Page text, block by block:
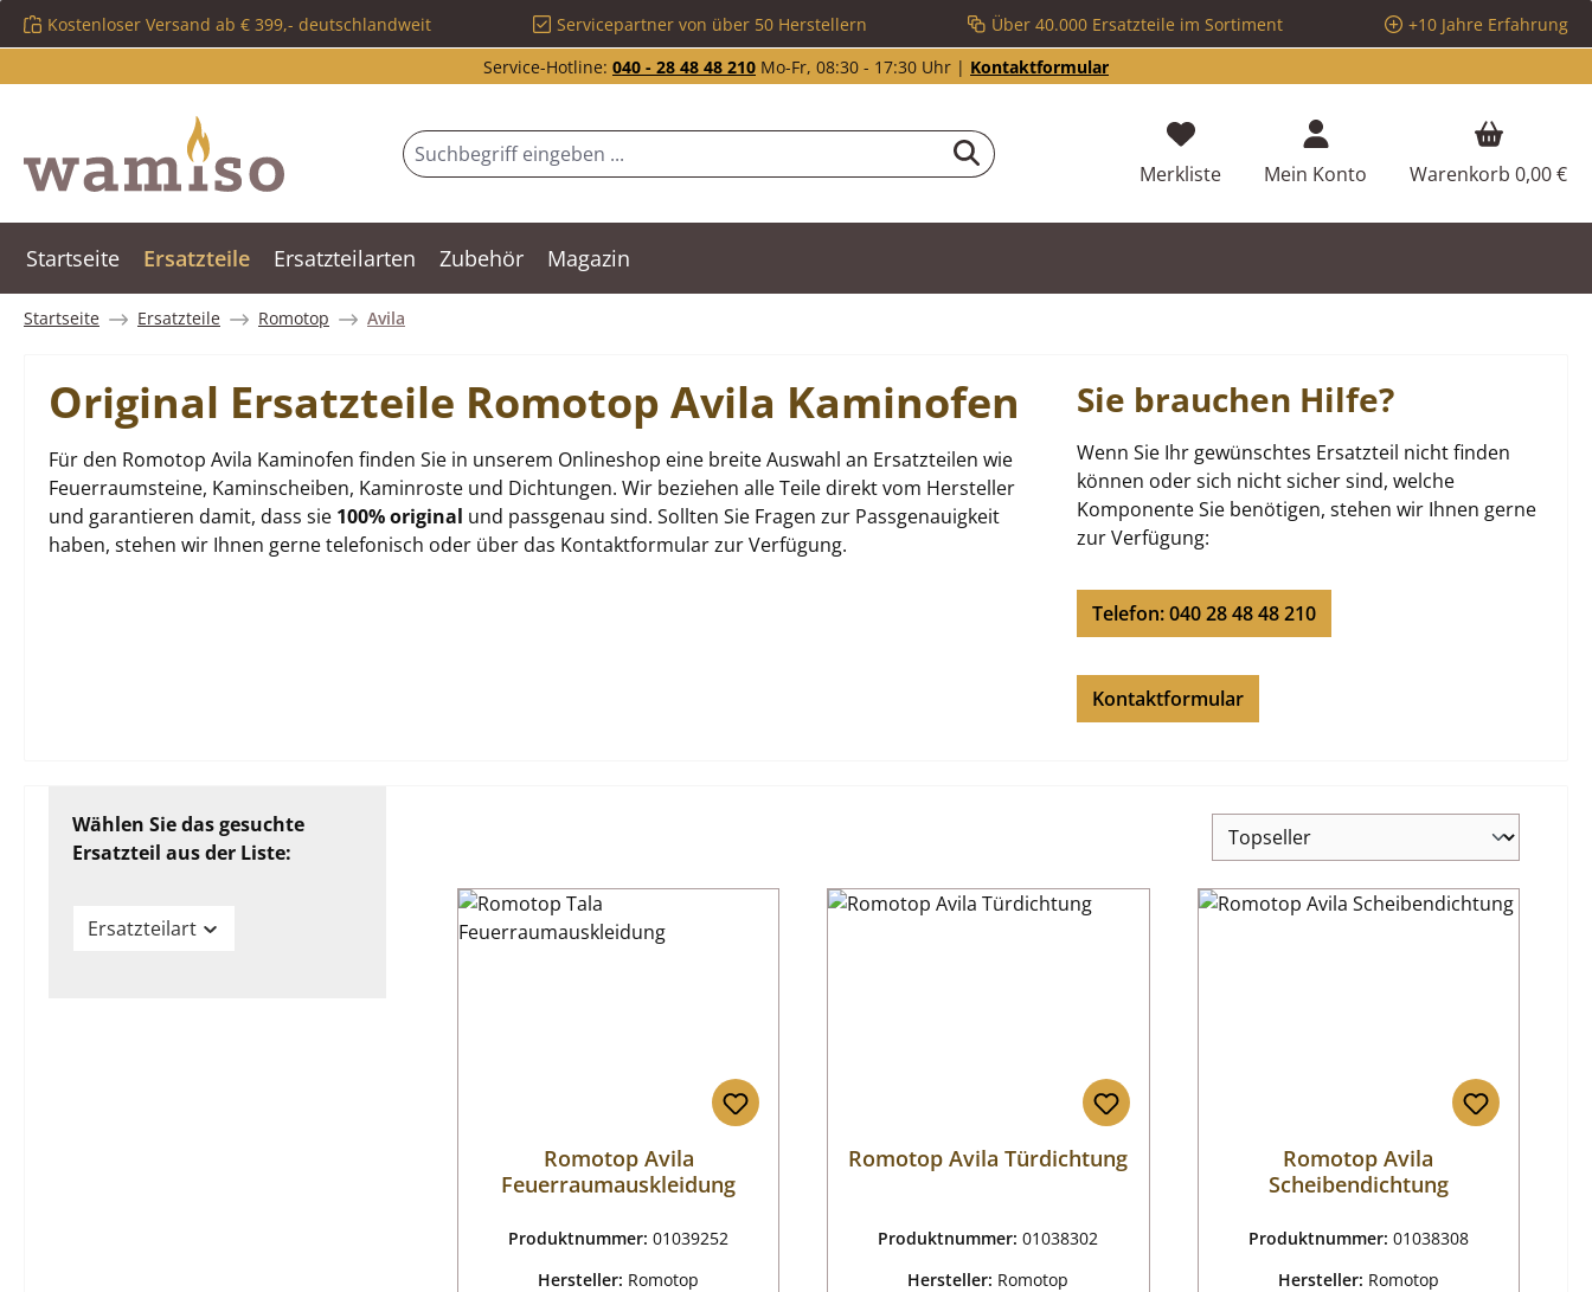
Hauptinhalt springen
Zur Suche springen
Zur Hauptnavigation springen
Kostenloser Versand ab € 399,- deutschlandweit Servicepartner von über 50 Herstellern Über 40.000 Ersatzteile im Sortiment
+10 Jahre Erfahrung
Service-Hotline: 040 - 28 48 48 210 Mo-Fr, 08:30 - 17:30 Uhr | Kontaktformular
MerklisteDu hast 0 Produkte auf dem Merkzettel
Mein Konto Warenkorb 0,00 €
Startseite Ersatzteile Ersatzteilarten Zubehör Magazin
Startseite Ersatzteile Romotop Avila
Original Ersatzteile Romotop Avila Kaminofen
Für den Romotop Avila Kaminofen finden Sie in unserem Onlineshop eine breite Auswahl an Ersatzteilen wie
Feuerraumsteine, Kaminscheiben, Kaminroste und Dichtungen. Wir beziehen alle Teile direkt vom Hersteller
und garantieren damit, dass sie 100% original und passgenau sind. Sollten Sie Fragen zur Passgenauigkeit
haben, stehen wir Ihnen gerne telefonisch oder über das Kontaktformular zur Verfügung.
Sie brauchen Hilfe?
Wenn Sie Ihr gewünschtes Ersatzteil nicht finden
können oder sich nicht sicher sind, welche
Komponente Sie benötigen, stehen wir Ihnen gerne
zur Verfügung:
Telefon: 040 28 48 48 210
Kontaktformular
Wählen Sie das gesuchte
Ersatzteil aus der Liste:
Ersatzteilart
Romotop Avila
Feuerraumauskleidung
Produktnummer:01039252
Hersteller: Romotop
Romotop Avila Türdichtung
Produktnummer:01038302
Hersteller: Romotop
Romotop Avila
Scheibendichtung
Produktnummer: 01038308
Hersteller: Romotop